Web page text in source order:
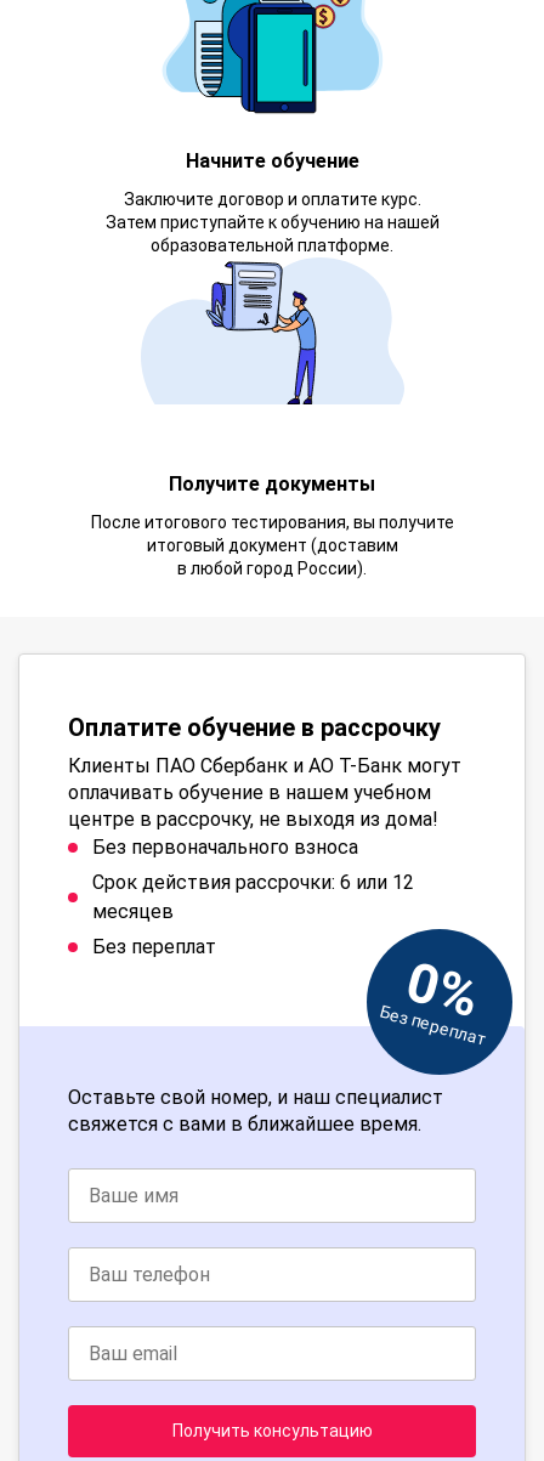
Начните обучение
Заключите договор и оплатите курс.
Затем приступайте к обучению на нашей
образовательной платформе.
Получите документы
После итогового тестирования, вы получите
итоговый документ (доставим
в любой город России).
Оплатите обучение в рассрочку
Клиенты ПАО Сбербанк и АО Т-Банк могут
оплачивать обучение в нашем учебном
центре в рассрочку, не выходя из дома!
Без первоначального взноса
Срок действия рассрочки: 6 или 12
месяцев
Без переплат
0%
Без переплат
Оставьте свой номер, и наш специалист
свяжется с вами в ближайшее время.
Получить консультацию